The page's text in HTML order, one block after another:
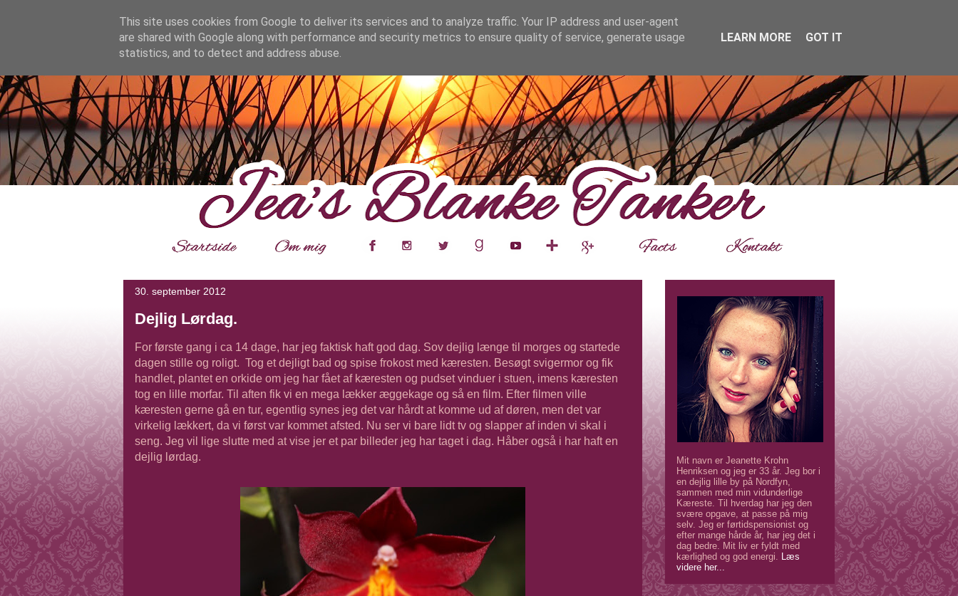
30. september 2012
Dejlig Lørdag.
For første gang i ca 14 dage, har jeg faktisk haft god dag. Sov dejlig længe til morges og startede
dagen stille og roligt. Tog et dejligt bad og spise frokost med kæresten. Besøgt svigermor og fik
handlet, plantet en orkide om jeg har fået af kæresten og pudset vinduer i stuen, imens kæresten
tog en lille morfar. Til aften fik vi en mega lækker æggekage og så en film. Efter filmen ville
kæresten gerne gå en tur, egentlig synes jeg det var hårdt at komme ud af døren, men det var
virkelig lækkert, da vi først var kommet afsted. Nu ser vi bare lidt tv og slapper af inden vi skal i
seng. Jeg vil lige slutte med at vise jer et par billeder jeg har taget i dag. Håber også i har haft en
dejlig lørdag.
Mit navn er Jeanette Krohn
Henriksen og jeg er 33 år. Jeg bor i
en dejlig lille by på Nordfyn,
sammen med min vidunderlige
Kæreste. Til hverdag har jeg den
svære opgave, at passe på mig
selv. Jeg er førtidspensionist og
efter mange hårde år, har jeg det i
dag bedre. Mit liv er fyldt med
kærlighed og god energi. Læs
videre her...
This site uses cookies from Google to deliver its services and to analyze traffic. Your IP address and user-agent
are shared with Google along with performance and security metrics to ensure quality of service, generate usage
statistics, and to detect and address abuse.
LEARN MORE GOT IT